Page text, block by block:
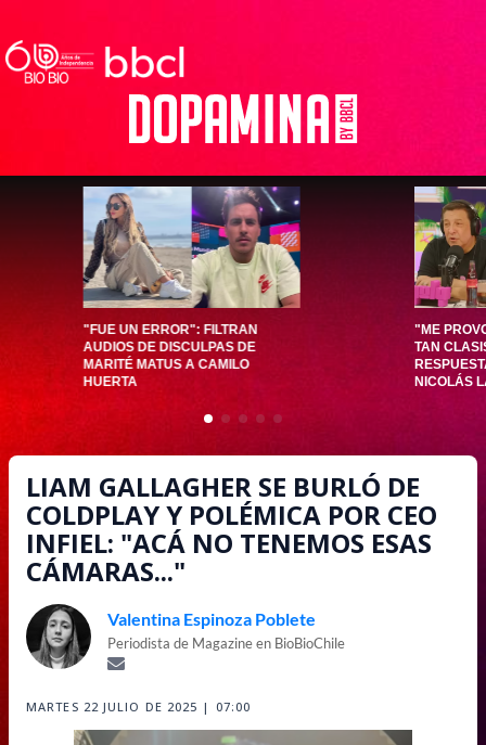
"FUE UN ERROR": FILTRAN
AUDIOS DE DISCULPAS DE
MARITÉ MATUS A CAMILO
HUERTA
"ME
TAN
NICOLÁS
LIAM GALLAGHER SE BURLÓ DE
COLDPLAY Y POLÉMICA POR CEO
INFIEL: "ACÁ NO TENEMOS ESAS
CÁMARAS..."
Valentina Espinoza Poblete
Periodista de Magazine en BioBioChile
MARTES 22 JULIO DE 2025 | 07:00